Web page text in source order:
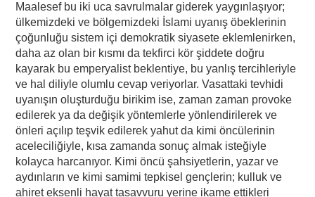
Maalesef bu iki uca savrulmalar giderek yaygınlaşıyor;
ülkemizdeki ve bölgemizdeki İslami uyanış öbeklerinin
çoğunluğu sistem içi demokratik siyasete eklemlenirken,
daha az olan bir kısmı da tekfirci kör şiddete doğru
kayarak bu emperyalist beklentiye, bu yanlış tercihleriyle
ve hal diliyle olumlu cevap veriyorlar. Vasattaki tevhidi
uyanışın oluşturduğu birikim ise, zaman zaman provoke
edilerek ya da değişik yöntemlerle yönlendirilerek ve
önleri açılıp teşvik edilerek yahut da kimi öncülerinin
aceleciliğiyle, kısa zamanda sonuç almak isteğiyle
kolayca harcanıyor. Kimi öncü şahsiyetlerin, yazar ve
aydınların ve kimi samimi tepkisel gençlerin; kulluk ve
ahiret eksenli hayat tasavvuru yerine ikame ettikleri